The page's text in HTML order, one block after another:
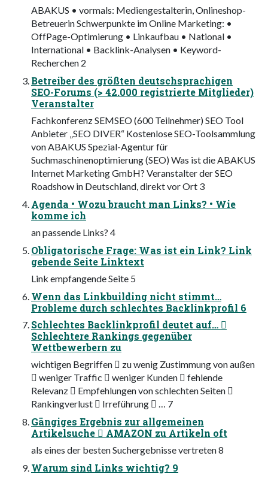
ABAKUS • vormals: Mediengestalterin, Onlineshop-
Betreuerin Schwerpunkte im Online Marketing: •
OffPage-Optimierung • Linkaufbau • National •
International • Backlink-Analysen • Keyword-
Recherchen 2
Betreiber des größten deutschsprachigen
SEO-Forums (> 42.000 registrierte Mitglieder)
Veranstalter
Fachkonferenz SEMSEO (600 Teilnehmer) SEO Tool
Anbieter „SEO DIVER“ Kostenlose SEO-Toolsammlung
von ABAKUS Spezial-Agentur für
Suchmaschinenoptimierung (SEO) Was ist die ABAKUS
Internet Marketing GmbH? Veranstalter der SEO
Roadshow in Deutschland, direkt vor Ort 3
Agenda • Wozu braucht man Links? • Wie
komme ich
an passende Links? 4
Obligatorische Frage: Was ist ein Link? Link
gebende Seite Linktext
Link empfangende Seite 5
Wenn das Linkbuilding nicht stimmt…
Probleme durch schlechtes Backlinkprofil 6
Schlechtes Backlinkprofil deutet auf… 
Schlechtere Rankings gegenüber
Wettbewerbern zu
wichtigen Begriffen  zu wenig Zustimmung von außen
 weniger Traffic  weniger Kunden  fehlende
Relevanz  Empfehlungen von schlechten Seiten 
Rankingverlust  Irreführung  … 7
Gängiges Ergebnis zur allgemeinen
Artikelsuche  AMAZON zu Artikeln oft
als eines der besten Suchergebnisse vertreten 8
Warum sind Links wichtig? 9